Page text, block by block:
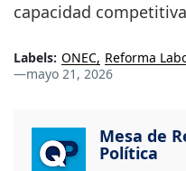
capacidad
Labels: ONEC Reforma
—mayo 21, 2026
Mesa de
Política